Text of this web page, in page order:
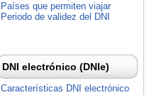
Países que permiten viajar
Periodo de validez del DNI
DNI electrónico (DNIe)
Características DNI electrónico